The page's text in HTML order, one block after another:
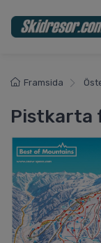
Framsida
Pistkarta